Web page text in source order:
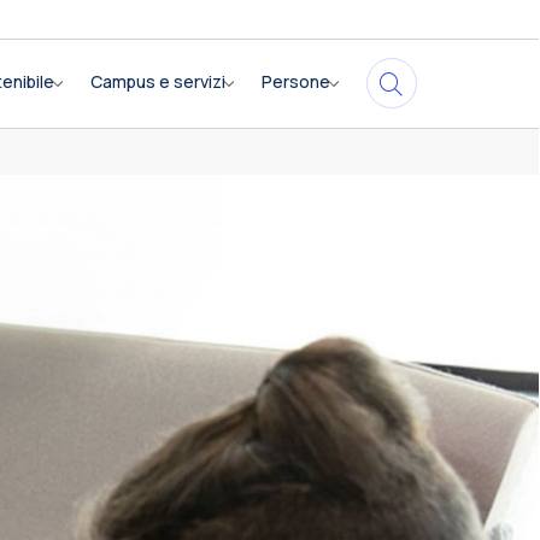
Campus e servizi Persone